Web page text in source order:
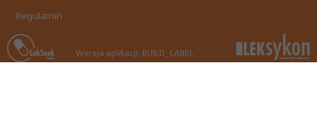
Regulamin
Wersja aplikacji: BUILD_LABEL